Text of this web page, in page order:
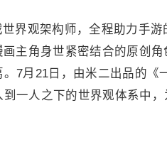
观架构师，全程助力手游
主角身世紧密结合的原创
7月21日，由米二出品的《
一人之下的世界观体系中